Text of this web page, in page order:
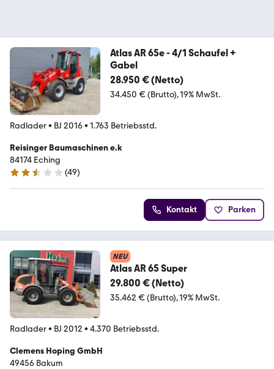
Atlas AR 65e - 4/1 Schaufel +
Gabel
28.950 € (Netto)
34.450 € (Brutto) 19% MwSt.
Radlader• BJ 2016• 1.763 Betriebsstd.
Reisinger Baumaschinen e.k
84174 Eching
2.7 Sterne
(49)
Kontakt Parken
NEU
Atlas AR 65 Super
29.800 € (Netto)
35.462 € (Brutto) 19% MwSt.
Radlader• BJ 2012 • 4.370 Betriebsstd.
Clemens Hoping GmbH
49456 Bakum